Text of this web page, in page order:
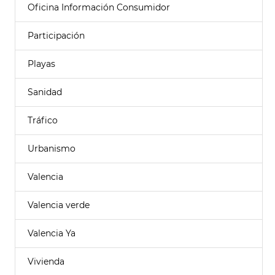
Oficina Información Consumidor
Participación
Playas
Sanidad
Tráfico
Urbanismo
Valencia
Valencia verde
Valencia Ya
Vivienda